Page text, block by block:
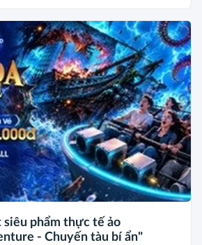
siêu phẩm thực tế ảo
- Chuyến tàu bí ẩn"